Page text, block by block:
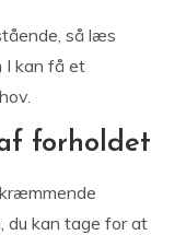
så læs
I kan få et
forholdet
du kan tage for at